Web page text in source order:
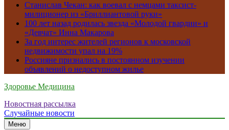
Станислав Чекан: как воевал с немцами таксист-
милиционер из «Бриллиантовой руки»
100 лет назад родилась звезда «Молодой гвардии» и
«Девчат» Инна Макарова
За год интерес жителей регионов к московской
недвижимости упал на 19%
Россияне признались в постоянном изучении
объявлений о недоступном жилье
Здоровье Медицина
Новостная рассылка
Случайные новости
Меню